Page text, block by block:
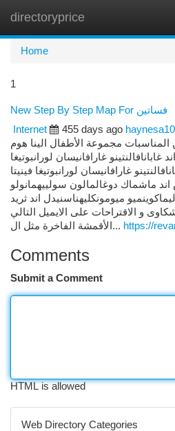
directoryprice
Home
1
New Step By Step Map For فساتين
Internet
455 days ago
المناسبات مجموعة الأطفال الينا هوم
غارافانيسان لورانبوتيغا
غارافانيسان لورانبوتيغا فينيتا
اند ماشماك دوغالمالون سولييهمانولو
ميومونكليهناسنيدل اند ثريد
و الاقتراحات على الايميل التالي
الأقمشة الفاخرة مثل ال... https://
Comments
Submit a Comment
HTML is allowed
Web Directory Categories